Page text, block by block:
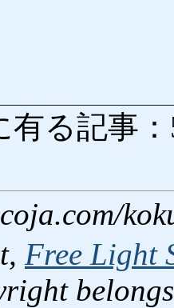
る記事
Free Light